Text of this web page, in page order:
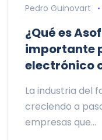
Pedro Guinovart
¿Qué es
importante
electrónico
La industria del
creciendo a
empresas que…